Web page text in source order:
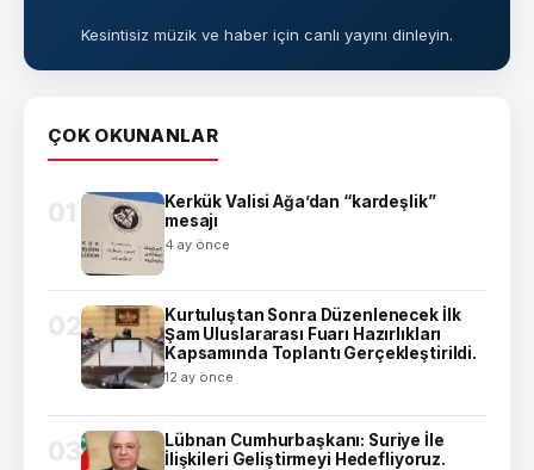
Kesintisiz müzik ve haber için canlı yayını dinleyin.
ÇOK OKUNANLAR
01
Kerkük Valisi Ağa’dan “kardeşlik”
mesajı
4 ay önce
02
Kurtuluştan Sonra Düzenlenecek İlk
Şam Uluslararası Fuarı Hazırlıkları
Kapsamında Toplantı Gerçekleştirildi.
12 ay önce
03
Lübnan Cumhurbaşkanı: Suriye İle
İlişkileri Geliştirmeyi Hedefliyoruz.